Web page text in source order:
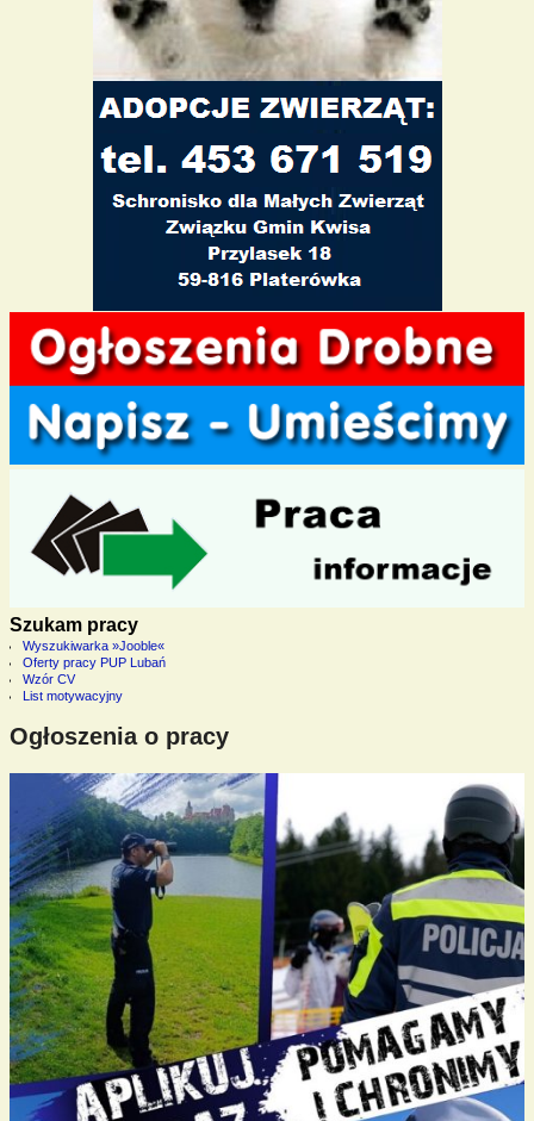
Szukam pracy
Wyszukiwarka »Jooble«
Oferty pracy PUP Lubań
Wzór CV
List motywacyjny
Ogłoszenia o pracy